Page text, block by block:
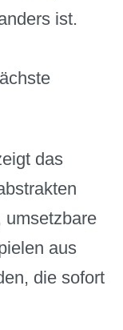
ist.
das
umsetzbare
aus
die sofort